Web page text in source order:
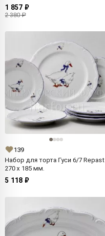
1 857 ₽
2 380 ₽
139
Набор для торта Гуси 6/7 Repast
270 x 185 мм.
5 118 ₽